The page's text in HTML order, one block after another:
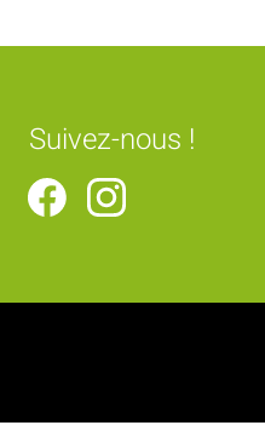
Suivez-nous !